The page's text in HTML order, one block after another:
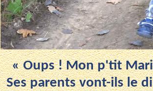
« Oups ! Mon p'tit
Ses parents vont-ils le